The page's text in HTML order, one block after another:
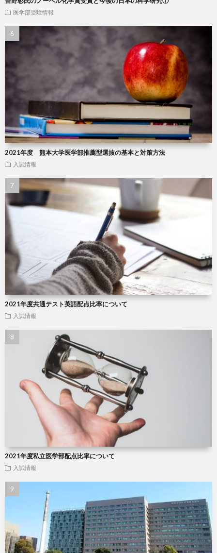
医学部受験情報
2021年度 熊本大学医学部推薦型選抜の基本と対策方法
入試情報
2021年度共通テスト英語配点比率について
入試情報
2021年度私立医学部配点比率について
入試情報